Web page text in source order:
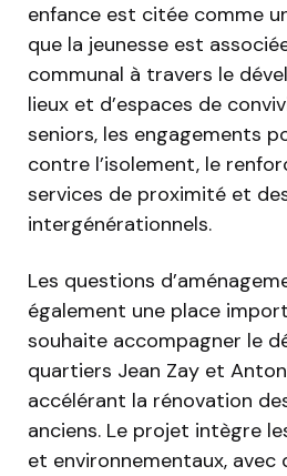
enfance est citée comme
que la jeunesse est
communal à travers le
lieux et d’espaces de
seniors, les engagements
contre l’isolement, le
services de proximité et
intergénérationnels.
Les questions
également une place
souhaite accompagner le
quartiers Jean Zay et
accélérant la rénovation
anciens. Le projet intègre
et environnementaux, avec